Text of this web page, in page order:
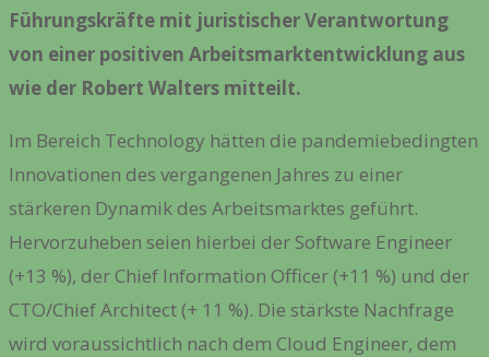
Führungskräfte mit juristischer Verantwortung
von einer positiven Arbeitsmarktentwicklung aus
wie der Robert Walters mitteilt.
Im Bereich Technology hätten die pandemiebedingten
Innovationen des vergangenen Jahres zu einer
stärkeren Dynamik des Arbeitsmarktes geführt.
Hervorzuheben seien hierbei der Software Engineer
(+13 %), der Chief Information Officer (+11 %) und der
CTO/Chief Architect (+ 11 %). Die stärkste Nachfrage
wird voraussichtlich nach dem Cloud Engineer, dem